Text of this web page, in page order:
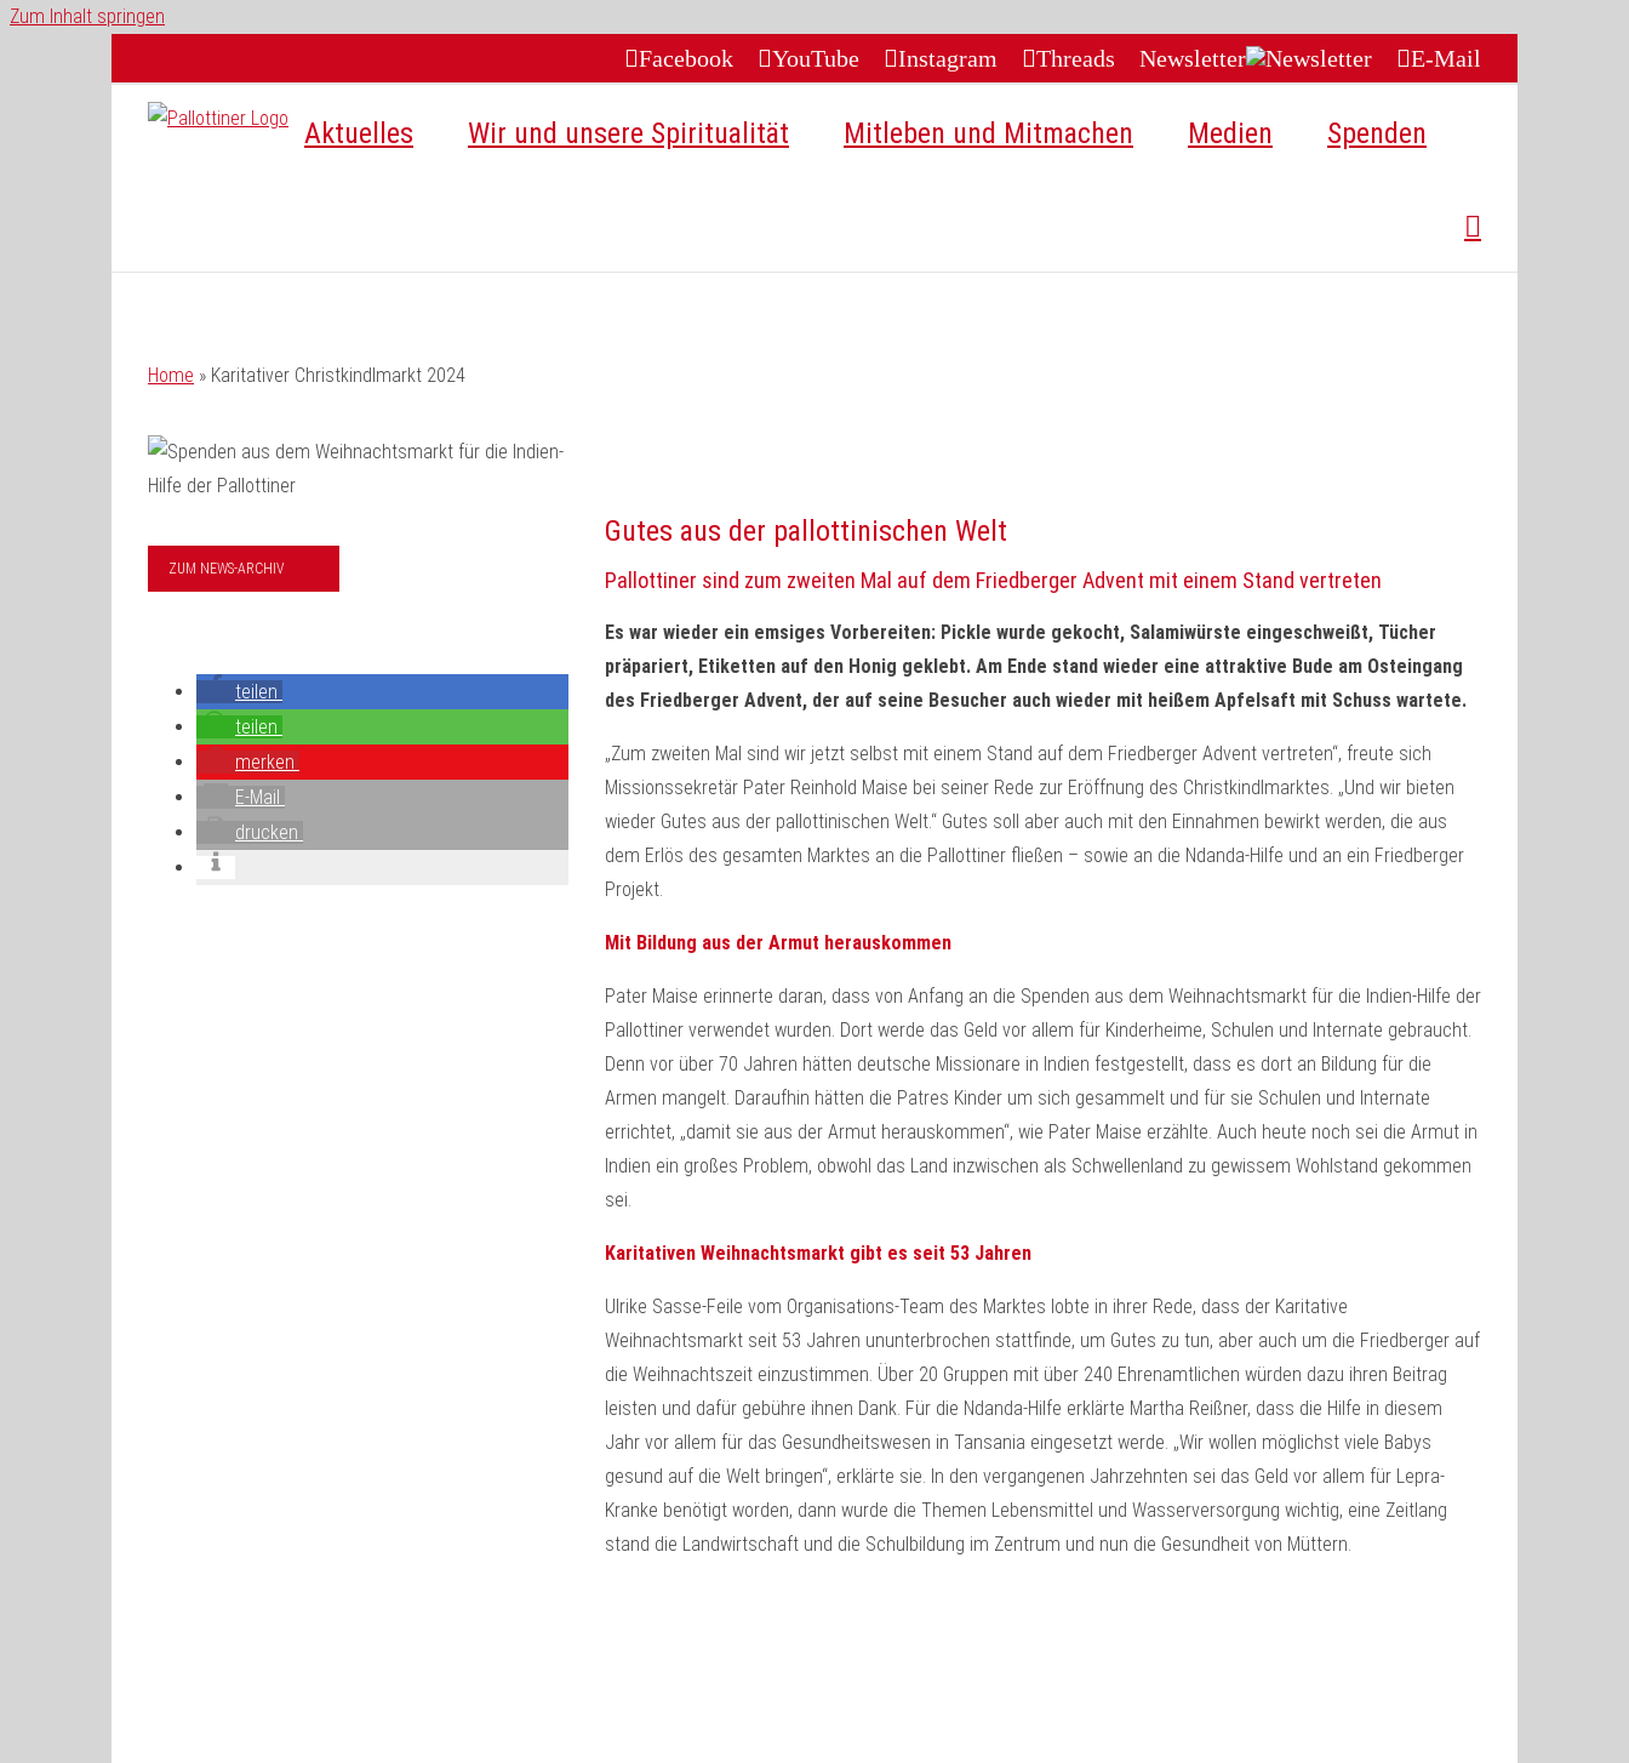
Zum Inhalt springen
Facebook YouTube Instagram Threads Newsletter E-Mail
Aktuelles Wir und unsere Spiritualität Mitleben und Mitmachen Medien Spenden
Home » Karitativer Christkindlmarkt 2024
ZUM NEWS-ARCHIV
teilen
teilen
merken
E-Mail
drucken
Gutes aus der pallottinischen Welt
Pallottiner sind zum zweiten Mal auf dem Friedberger Advent mit einem Stand vertreten
Es war wieder ein emsiges Vorbereiten: Pickle wurde gekocht, Salamiwürste eingeschweißt, Tücher
präpariert, Etiketten auf den Honig geklebt. Am Ende stand wieder eine attraktive Bude am Osteingang
des Friedberger Advent, der auf seine Besucher auch wieder mit heißem Apfelsaft mit Schuss wartete.
„Zum zweiten Mal sind wir jetzt selbst mit einem Stand auf dem Friedberger Advent vertreten“, freute sich
Missionssekretär Pater Reinhold Maise bei seiner Rede zur Eröffnung des Christkindlmarktes. „Und wir bieten
wieder Gutes aus der pallottinischen Welt.“ Gutes soll aber auch mit den Einnahmen bewirkt werden, die aus
dem Erlös des gesamten Marktes an die Pallottiner fließen – sowie an die Ndanda-Hilfe und an ein Friedberger
Projekt.
Mit Bildung aus der Armut herauskommen
Pater Maise erinnerte daran, dass von Anfang an die Spenden aus dem Weihnachtsmarkt für die Indien-Hilfe der
Pallottiner verwendet wurden. Dort werde das Geld vor allem für Kinderheime, Schulen und Internate gebraucht.
Denn vor über 70 Jahren hätten deutsche Missionare in Indien festgestellt, dass es dort an Bildung für die
Armen mangelt. Daraufhin hätten die Patres Kinder um sich gesammelt und für sie Schulen und Internate
errichtet, „damit sie aus der Armut herauskommen“, wie Pater Maise erzählte. Auch heute noch sei die Armut in
Indien ein großes Problem, obwohl das Land inzwischen als Schwellenland zu gewissem Wohlstand gekommen
sei.
Karitativen Weihnachtsmarkt gibt es seit 53 Jahren
Ulrike Sasse-Feile vom Organisations-Team des Marktes lobte in ihrer Rede, dass der Karitative
Weihnachtsmarkt seit 53 Jahren ununterbrochen stattfinde, um Gutes zu tun, aber auch um die Friedberger auf
die Weihnachtszeit einzustimmen. Über 20 Gruppen mit über 240 Ehrenamtlichen würden dazu ihren Beitrag
leisten und dafür gebühre ihnen Dank. Für die Ndanda-Hilfe erklärte Martha Reißner, dass die Hilfe in diesem
Jahr vor allem für das Gesundheitswesen in Tansania eingesetzt werde. „Wir wollen möglichst viele Babys
gesund auf die Welt bringen“, erklärte sie. In den vergangenen Jahrzehnten sei das Geld vor allem für Lepra-
Kranke benötigt worden, dann wurde die Themen Lebensmittel und Wasserversorgung wichtig, eine Zeitlang
stand die Landwirtschaft und die Schulbildung im Zentrum und nun die Gesundheit von Müttern.